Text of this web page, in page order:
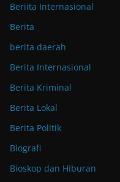
Beriita Internasional
Berita
berita daerah
Berita Internasional
Berita Kriminal
Berita Lokal
Berita Politik
Biografi
Bioskop dan Hiburan